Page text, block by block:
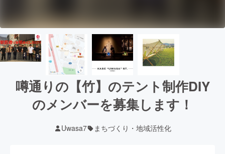
噂通りの【竹】のテント制作DIY
のメンバーを募集します！
Uwasa7 まちづくり・地域活性化